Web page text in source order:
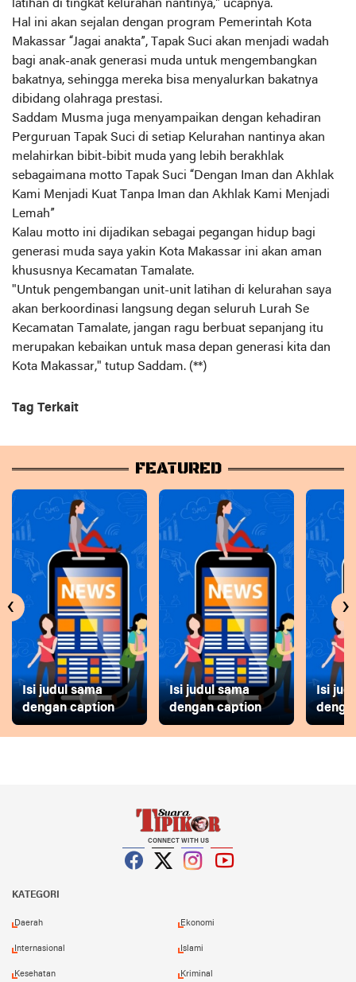
latihan di tingkat kelurahan nantinya," ucapnya.
Hal ini akan sejalan dengan program Pemerintah Kota
Makassar “Jagai anakta”, Tapak Suci akan menjadi wadah
bagi anak-anak generasi muda untuk mengembangkan
bakatnya, sehingga mereka bisa menyalurkan bakatnya
dibidang olahraga prestasi.
Saddam Musma juga menyampaikan dengan kehadiran
Perguruan Tapak Suci di setiap Kelurahan nantinya akan
melahirkan bibit-bibit muda yang lebih berakhlak
sebagaimana motto Tapak Suci “Dengan Iman dan Akhlak
Kami Menjadi Kuat Tanpa Iman dan Akhlak Kami Menjadi
Lemah”
Kalau motto ini dijadikan sebagai pegangan hidup bagi
generasi muda saya yakin Kota Makassar ini akan aman
khususnya Kecamatan Tamalate.
"Untuk pengembangan unit-unit latihan di kelurahan saya
akan berkoordinasi langsung degan seluruh Lurah Se
Kecamatan Tamalate, jangan ragu berbuat sepanjang itu
merupakan kebaikan untuk masa depan generasi kita dan
Kota Makassar," tutup Saddam. (**)
Tag Terkait
FEATURED
Isi judul sama
dengan caption
Isi judul sama
dengan caption
Isi
‹ ›
CONNECT WITH US
KATEGORI
Daerah Ekonomi
Internasional Islami
Kesehatan Kriminal